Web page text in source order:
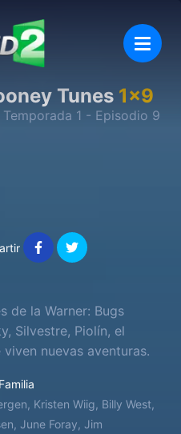
Tunes 1x9
1 - Episodio 9
de la Warner: Bugs
Silvestre, Piolín, el
nuevas aventuras.
Familia
Kristen Wiig, Billy West,
June Foray, Jim